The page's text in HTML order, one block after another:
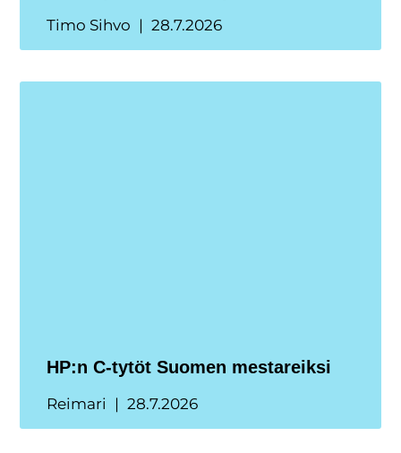
Timo Sihvo 28.7.2026
HP:n C-tytöt Suomen mestareiksi
Reimari 28.7.2026